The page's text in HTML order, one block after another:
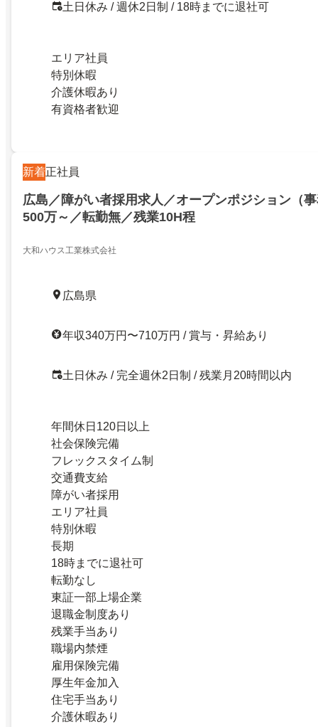
土日休み / 週休2日制 / 18時までに退社可
エリア社員
特別休暇
介護休暇あり
有資格者歓迎
新着正社員
広島／障がい者採用求人／オープンポジション（
500万～／転勤無／残業10H程
大和ハウス工業株式会社
広島県
年収340万円〜710万円 / 賞与・昇給あり
土日休み / 完全週休2日制 / 残業月20時間以内
年間休日120日以上
社会保険完備
フレックスタイム制
交通費支給
障がい者採用
エリア社員
特別休暇
長期
18時までに退社可
転勤なし
東証一部上場企業
退職金制度あり
残業手当あり
職場内禁煙
雇用保険完備
厚生年金加入
住宅手当あり
介護休暇あり